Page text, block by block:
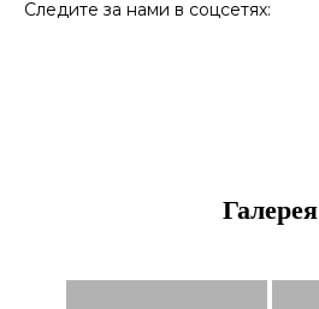
Следите за нами в соцсетях:
Галерея